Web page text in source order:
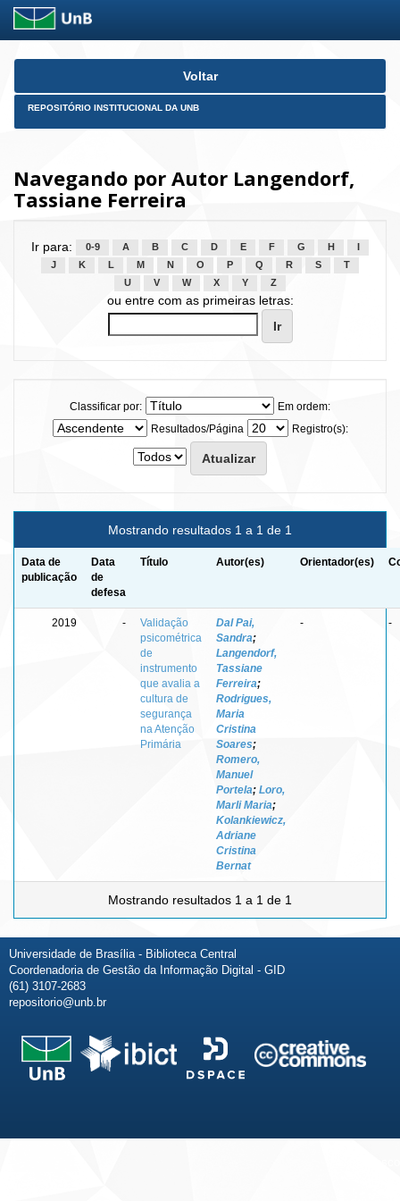
Skip
Voltar
REPOSITÓRIO INSTITUCIONAL DA UNB
Navegando por Autor Langendorf,
Tassiane Ferreira
Ir para: 0-9 A B C D E F G H
J
K L M N O P Q R S
T
U
V W X Y Z
ou entre com as primeiras letras:
Classificar por:
Em ordem:
Resultados/Página
Registro(s):
Mostrando resultados 1 a 1 de 1
Data de
publicação
Data
de
defesa
Título Autor(es) Orientador(es)
2019 -
Validação
psicométrica
de
instrumento
que avalia a
cultura de
segurança
na Atenção
Primária
Dal Pai,
Sandra;
Langendorf,
Tassiane
Ferreira;
Rodrigues,
Maria
Cristina
Soares;
Romero,
Manuel
Portela; Loro,
Marli Maria;
Kolankiewicz,
Adriane
Cristina
Bernat
- -
Mostrando resultados 1 a 1 de 1
Universidade de Brasília - Biblioteca Central
Coordenadoria de Gestão da Informação Digital - GID
(61) 3107-2683
repositorio@unb.br